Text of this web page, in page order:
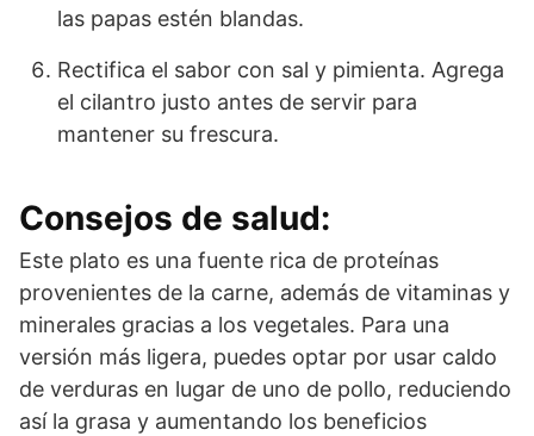
las papas estén blandas.
Rectifica el sabor con sal y pimienta. Agrega
el cilantro justo antes de servir para
mantener su frescura.
Consejos de salud:
Este plato es una fuente rica de proteínas
provenientes de la carne, además de vitaminas y
minerales gracias a los vegetales. Para una
versión más ligera, puedes optar por usar caldo
de verduras en lugar de uno de pollo, reduciendo
así la grasa y aumentando los beneficios